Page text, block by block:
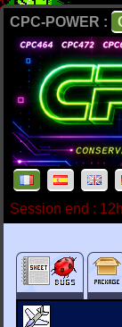
CPC-POWER :
Session end :